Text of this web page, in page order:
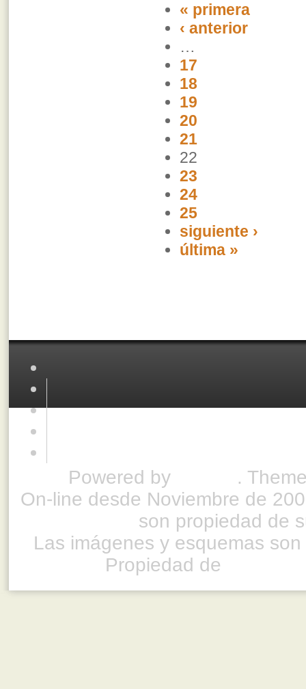
« primera
‹ anterior
…
17
18
19
20
21
22
23
24
25
siguiente ›
última »
Powered by
.
On-line desde Noviembre de
son propiedad de
Las imágenes y esquemas
Propiedad de